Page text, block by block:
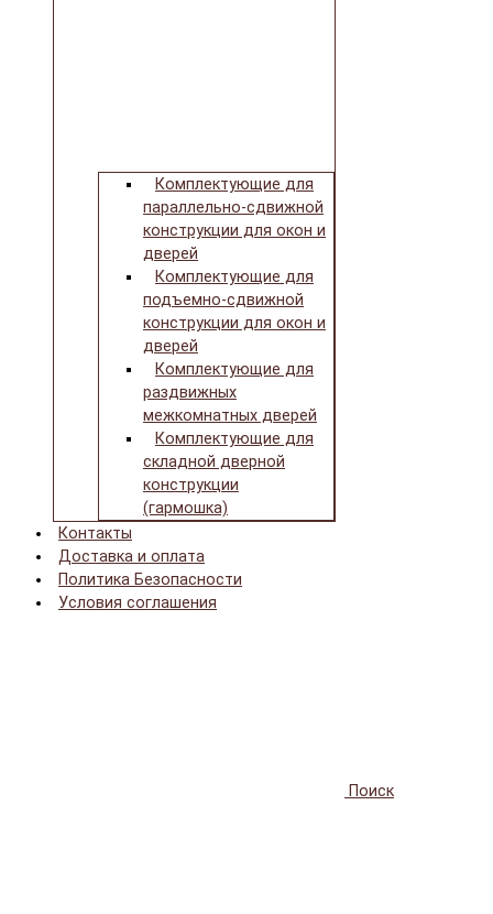
Комплектующие для
параллельно-сдвижной
конструкции для окон и
дверей
Комплектующие для
подъемно-сдвижной
конструкции для окон и
дверей
Комплектующие для
раздвижных
межкомнатных дверей
Комплектующие для
складной дверной
конструкции
(гармошка)
Контакты
Доставка и оплата
Политика Безопасности
Условия соглашения
Поиск